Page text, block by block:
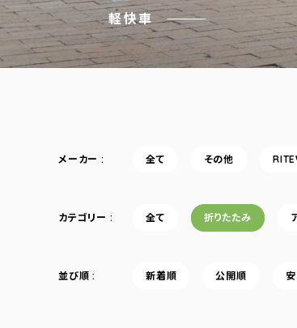
軽快車
メーカー 全て その他
カテゴリー 全て 折りたたみ
並び順 新着順 公開順